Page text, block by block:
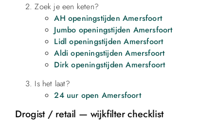
Zoek je een keten?
AH openingstijden Amersfoort
Jumbo openingstijden Amersfoort
Lidl openingstijden Amersfoort
Aldi openingstijden Amersfoort
Dirk openingstijden Amersfoort
Is het laat?
24 uur open Amersfoort
Drogist / retail — wijkfilter checklist